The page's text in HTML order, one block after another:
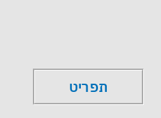
תפריט